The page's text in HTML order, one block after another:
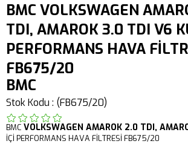
BMC VOLKSWAGEN
TDI, AMAROK 3.0 TDI V6
PERFORMANS HAVA
FB675/20
BMC
Stok Kodu (FB675/20)
BMC VOLKSWAGEN AMAROK 2.0 TDI,
İÇİ PERFORMANS HAVA FİLTRESİ FB675/20